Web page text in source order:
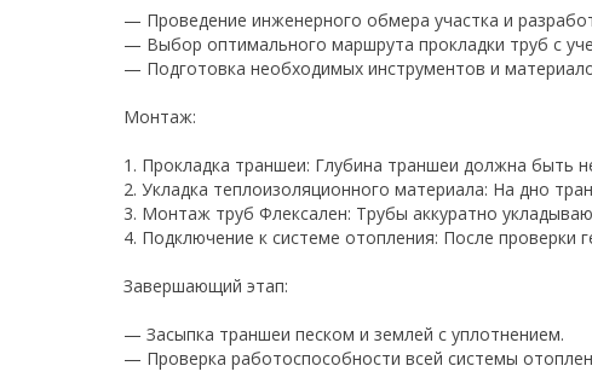
— Проведение инженерного обмера участка и
— Выбор оптимального маршрута прокладки труб с
— Подготовка необходимых инструментов и
Монтаж:
1. Прокладка траншеи: Глубина траншеи должна быть
2. Укладка теплоизоляционного материала: На дно
3. Монтаж труб Флексален: Трубы аккуратно
4. Подключение к системе отопления: После проверки
Завершающий этап:
— Засыпка траншеи песком и землей с уплотнением.
— Проверка работоспособности всей системы